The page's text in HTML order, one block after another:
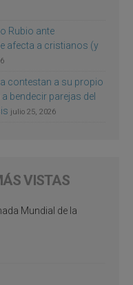
Rubio ante
afecta a cristianos (y
contestan a su propio
bendecir parejas del
julio 25, 2026
VISTAS
Mundial de la